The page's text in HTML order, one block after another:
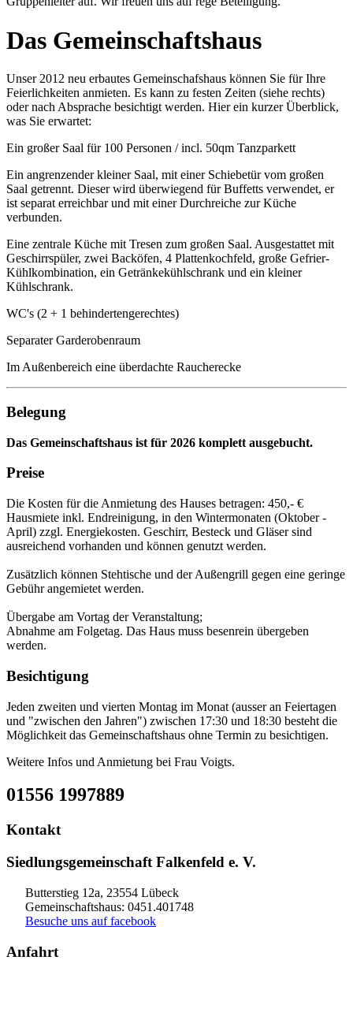
Das Gemeinschaftshaus
Unser 2012 neu erbautes Gemeinschafshaus können Sie für Ihre
Feierlichkeiten anmieten. Es kann zu festen Zeiten (siehe rechts)
oder nach Absprache besichtigt werden. Hier ein kurzer Überblick,
was Sie erwartet:
Ein großer Saal für 100 Personen / incl. 50qm Tanzparkett
Ein angrenzender kleiner Saal, mit einer Schiebetür vom großen
Saal getrennt. Dieser wird überwiegend für Buffetts verwendet, er
ist separat erreichbar und mit einer Durchreiche zur Küche
verbunden.
Eine zentrale Küche mit Tresen zum großen Saal. Ausgestattet mit
Geschirrspüler, zwei Backöfen, 4 Plattenkochfeld, große Gefrier-
Kühlkombination, ein Getränkekühlschrank und ein kleiner
Kühlschrank.
WC's (2 + 1 behindertengerechtes)
Separater Garderobenraum
Im Außenbereich eine überdachte Raucherecke
Belegung
Das Gemeinschaftshaus ist für 2026 komplett ausgebucht.
Preise
Die Kosten für die Anmietung des Hauses betragen: 450,- €
Hausmiete inkl. Endreinigung, in den Wintermonaten (Oktober -
April) zzgl. Energiekosten. Geschirr, Besteck und Gläser sind
ausreichend vorhanden und können genutzt werden.
Zusätzlich können Stehtische und der Außengrill gegen eine geringe
Gebühr angemietet werden.
Übergabe am Vortag der Veranstaltung;
Abnahme am Folgetag. Das Haus muss besenrein übergeben
werden.
Besichtigung
Jeden zweiten und vierten Montag im Monat (ausser an Feiertagen
und "zwischen den Jahren") zwischen 17:30 und 18:30 besteht die
Möglichkeit das Gemeinschaftshaus ohne Termin zu besichtigen.
Weitere Infos und Anmietung bei Frau Voigts.
01556 1997889
Kontakt
Siedlungsgemeinschaft Falkenfeld e. V.
Butterstieg 12a, 23554 Lübeck
Gemeinschaftshaus: 0451.401748
Besuche uns auf facebook
Anfahrt